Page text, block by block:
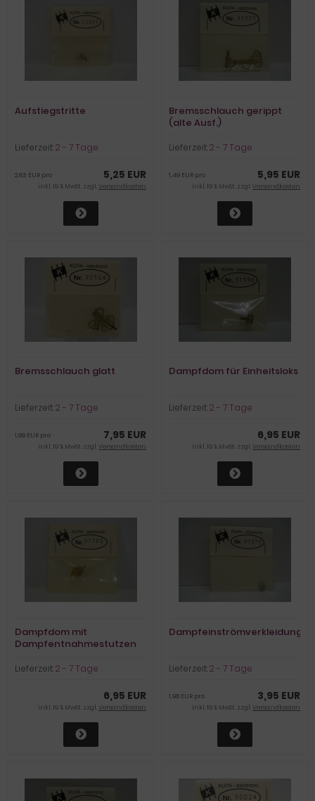
Aufstiegstritte
Lieferzeit:2 - 7 Tage
5,25 EUR
2,63 EUR pro
inkl. 19 % MwSt. zzgl.Versandkosten
Bremsschlauch gerippt
(alte Ausf.)
Lieferzeit:2 - 7 Tage
5,95 EUR
1,49 EUR pro
inkl. 19 % MwSt. zzgl.Versandkosten
Bremsschlauch glatt
Lieferzeit:2 - 7 Tage
7,95 EUR
1,99 EUR pro
inkl. 19 % MwSt. zzgl.Versandkosten
Dampfdom für Einheitsloks
Lieferzeit:2 - 7 Tage
6,95 EUR
inkl. 19 % MwSt. zzgl.Versandkosten
Dampfdom mit
Dampfentnahmestutzen
Lieferzeit:2 - 7 Tage
6,95 EUR
inkl. 19 % MwSt. zzgl.Versandkosten
Dampfeinströmverkleidung
Lieferzeit:2 - 7 Tage
3,95 EUR
1,98 EUR pro
inkl. 19 % MwSt. zzgl.Versandkosten